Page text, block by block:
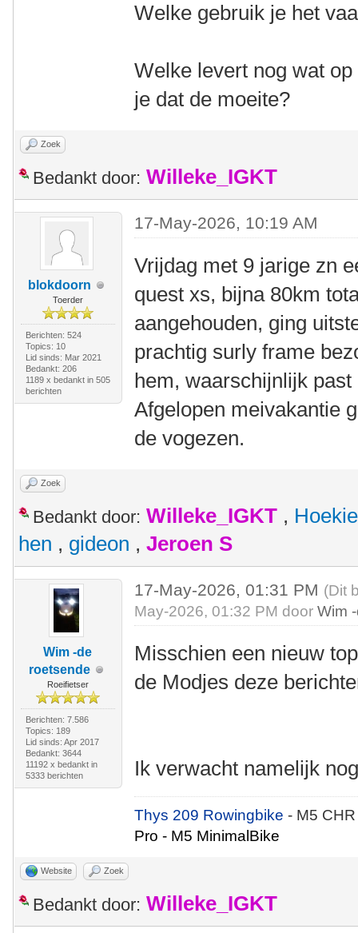
Welke gebruik je het
Welke levert nog wat
je dat de moeite?
Zoek
Bedankt door: Willeke_IGKT
blokdoorn
Toerder
Berichten: 524
Topics: 10
Lid sinds: Mar 2021
Bedankt: 206
1189 x bedankt in 505
berichten
17-May-2026, 10:19 AM
Vrijdag met 9 jarige zn
quest xs, bijna 80km
aangehouden, ging
prachtig surly frame
hem, waarschijnlijk
Afgelopen meivakantie
de vogezen.
Zoek
Bedankt door: Willeke_IGKT , Hoekie
hen , gideon , Jeroen S
Wim -de
roetsende
Roeifietser
Berichten: 7.586
Topics: 189
Lid sinds: Apr 2017
Bedankt: 3644
11192 x bedankt in
5333 berichten
17-May-2026, 01:31 PM (Dit
May-2026, 01:32 PM doorWim
Misschien een nieuw
de Modjes deze
Ik verwacht namelijk
Thys 209 Rowingbike- M5
Pro - M5 MinimalBike
Website Zoek
Bedankt door: Willeke_IGKT